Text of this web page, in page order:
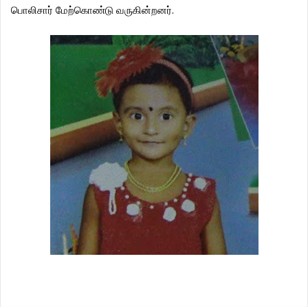
பொலிசார் மேற்கொண்டு வருகின்றனர்.